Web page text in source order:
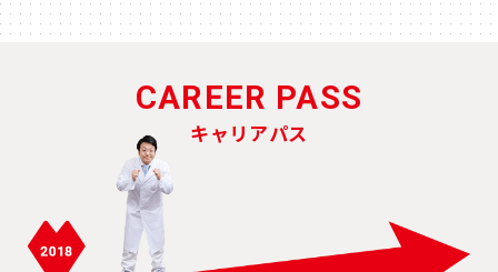
CAREER PASS
キャリアパス